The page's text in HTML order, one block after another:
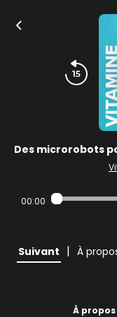
Des microrobots
00:00
Suivant | À
À propos